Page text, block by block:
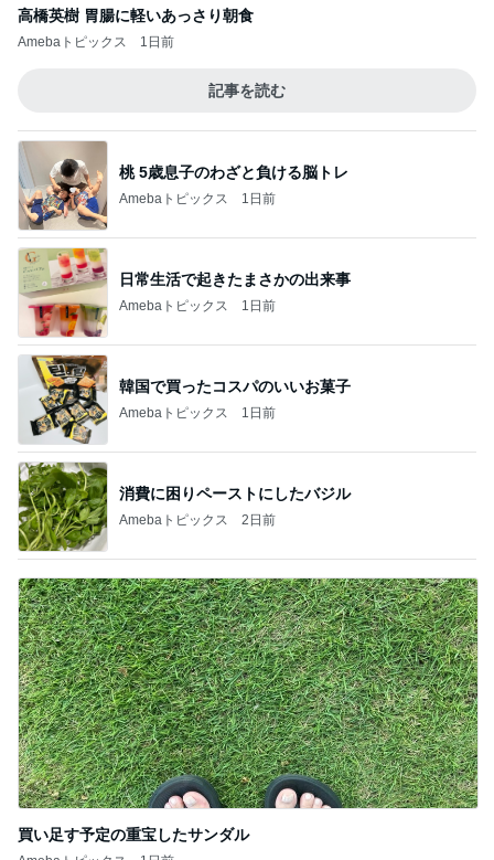
高橋英樹 胃腸に軽いあっさり朝食
Amebaトピックス 1日前
記事を読む
桃 5歳息子のわざと負ける脳トレ
Amebaトピックス 1日前
日常生活で起きたまさかの出来事
Amebaトピックス 1日前
韓国で買ったコスパのいいお菓子
Amebaトピックス 1日前
消費に困りペーストにしたバジル
Amebaトピックス 2日前
買い足す予定の重宝したサンダル